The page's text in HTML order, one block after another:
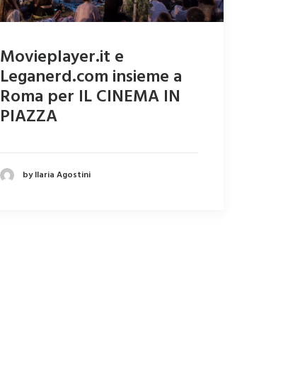
Movieplayer.it e
Leganerd.com insieme a
Roma per IL CINEMA IN
PIAZZA
by Ilaria Agostini